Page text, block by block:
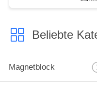
Beliebte
Magnetblock